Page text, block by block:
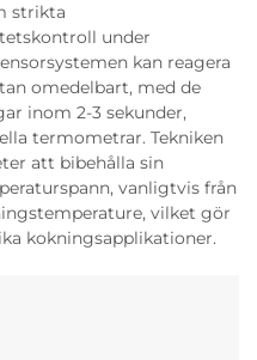
strikta
under
kan reagera
omedelbart, med de
inom 2-3 sekunder,
termometrar. Tekniken
att bibehålla sin
vanligtvis från
vilket gör
kokningsapplikationer.